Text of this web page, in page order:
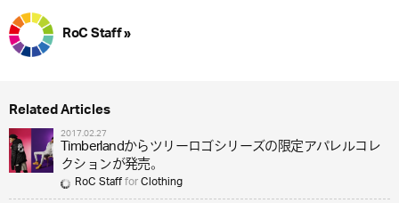
RoC Staff »
Related Articles
2017.02.27
Timberlandからツリーロゴシリーズの限定アパレルコレ
クションが発売。
RoC StaffforClothing